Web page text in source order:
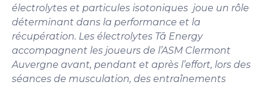
électrolytes et particules isotoniques joue un rôle
déterminant dans la performance et la
récupération. Les électrolytes Tā Energy
accompagnent les joueurs de l’ASM Clermont
Auvergne avant, pendant et après l’effort, lors des
séances de musculation, des entraînements